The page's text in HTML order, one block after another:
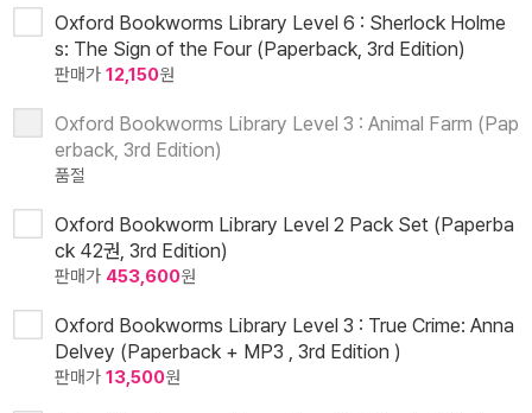
Oxford Bookworms Library Level 6 : Sherlock Holme
s: The Sign of the Four (Paperback, 3rd Edition)
판매가 12,150원
Oxford Bookworms Library Level 3 : Animal Farm (Pap
erback, 3rd Edition)
품절
Oxford Bookworm Library Level 2 Pack Set (Paperba
ck 42권, 3rd Edition)
판매가 453,600원
Oxford Bookworms Library Level 3 : True Crime: Anna
Delvey (Paperback + MP3 , 3rd Edition )
판매가 13,500원